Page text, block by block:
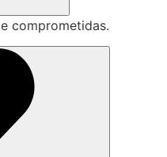
comprometidas.